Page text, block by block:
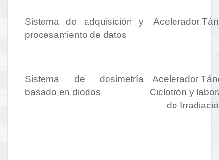
Sistema de adquisición y
procesamiento de datos
Acelerador
Sistema de dosimetría
basado en diodos
Acelerador
Ciclotrón y
de